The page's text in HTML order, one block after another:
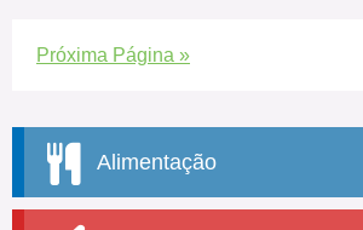
Próxima Página »
Alimentação